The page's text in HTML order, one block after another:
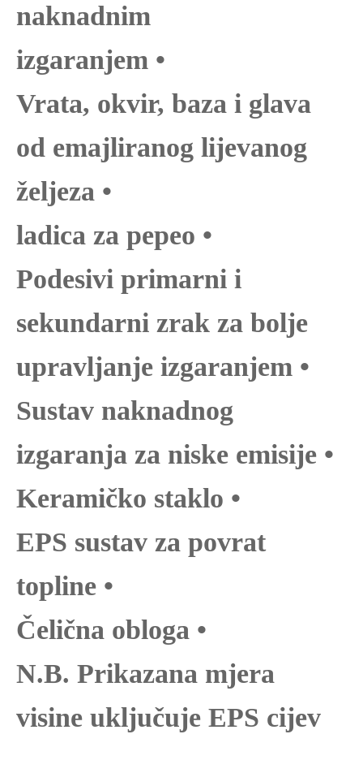
naknadnim
izgaranjem •
Vrata, okvir, baza i glava
od emajliranog lijevanog
željeza •
ladica za pepeo •
Podesivi primarni i
sekundarni zrak za bolje
upravljanje izgaranjem •
Sustav naknadnog
izgaranja za niske emisije •
Keramičko staklo •
EPS sustav za povrat
topline •
Čelična obloga •
N.B. Prikazana mjera
visine uključuje EPS cijev